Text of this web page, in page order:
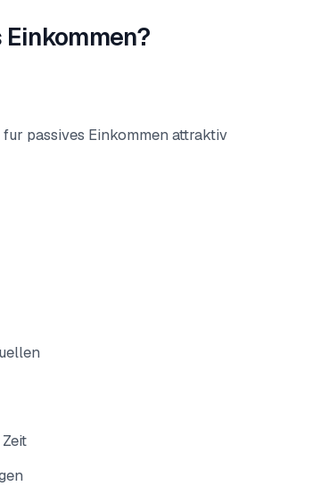
passives Einkommen attraktiv